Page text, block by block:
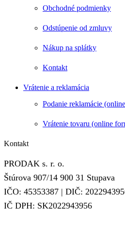
Obchodné podmienky
Odstúpenie od zmluvy
Nákup na splátky
Kontakt
Vrátenie a reklamácia
Podanie reklamácie
Vrátenie tovaru (online
Kontakt
PRODAK s. r. o.
Štúrova 907/14 900 31 Stupava
IČO: 45353387 | DIČ:
IČ DPH: SK2022943956